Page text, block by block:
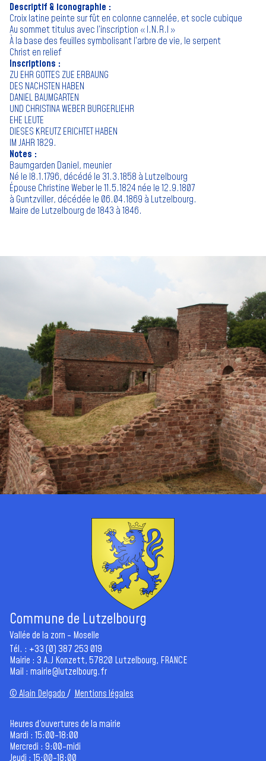
Descriptif & iconographie :
Croix latine peinte sur fût en colonne cannelée, et socle cubique
Au sommet titulus avec l’inscription « I.N.R.I »
À la base des feuilles symbolisant l’arbre de vie, le serpent
Christ en relief
Inscriptions :
ZU EHR GOTTES ZUE ERBAUNG
DES NACHSTEN HABEN
DANIEL BAUMGARTEN
UND CHRISTINA WEBER BURGERLIEHR
EHE LEUTE
DIESES KREUTZ ERICHTET HABEN
IM JAHR 1829.
Notes :
Baumgarden Daniel, meunier
Né le l8.1.1796, décédé le 31.3.1858 à Lutzelbourg
Épouse Christine Weber le 11.5.1824 née le 12.9.1807
à Guntzviller, décédée le 06.04.1869 à Lutzelbourg.
Maire de Lutzelbourg de 1843 à 1846.
Commune de Lutzelbourg
Vallée de la zorn - Moselle
Tél. : +33 (0) 387 253 019
Mairie : 3 A.J Konzett, 57820 Lutzelbourg, FRANCE
Mail : mairie@lutzelbourg.fr
© Alain Delgado/ Mentions légales
Heures d'ouvertures de la mairie
Mardi : 15:00-18:00
Mercredi : 9:00-midi
Jeudi : 15:00-18:00